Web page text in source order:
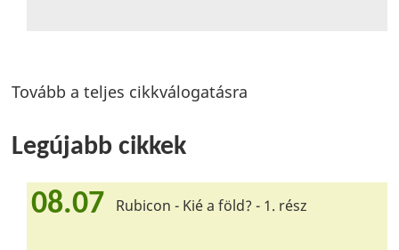
Tovább a teljes cikkválogatásra
Legújabb cikkek
08.07 Rubicon - Kié a föld? - 1. rész